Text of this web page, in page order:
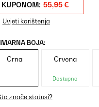
KUPONOM: 55,95 €
Uvjeti korištenja
BOJA:
Crna Crvena
Dostupno
znače statusi?